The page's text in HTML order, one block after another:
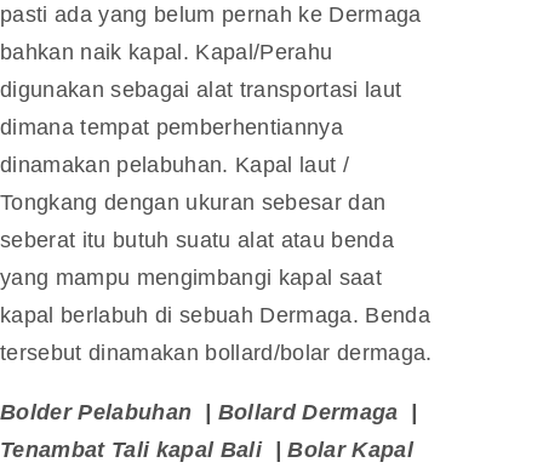
pasti ada yang belum pernah ke Dermaga
bahkan naik kapal. Kapal/Perahu
digunakan sebagai alat transportasi laut
dimana tempat pemberhentiannya
dinamakan pelabuhan. Kapal laut /
Tongkang dengan ukuran sebesar dan
seberat itu butuh suatu alat atau benda
yang mampu mengimbangi kapal saat
kapal berlabuh di sebuah Dermaga. Benda
tersebut dinamakan bollard/bolar dermaga.
Bolder Pelabuhan | Bollard Dermaga |
Tenambat Tali kapal Bali | Bolar Kapal